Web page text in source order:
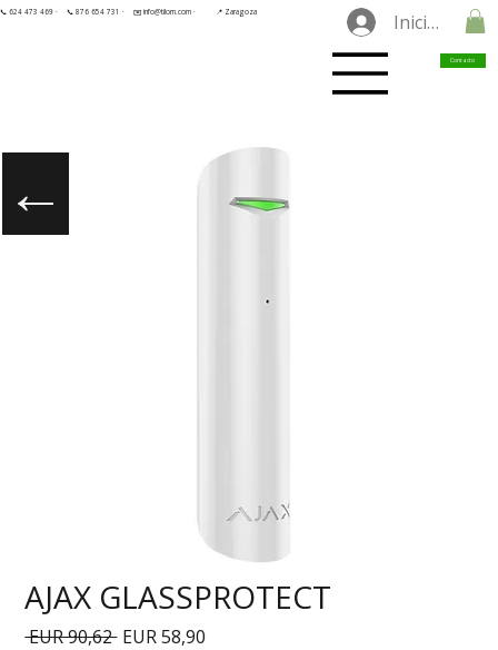
📞 624 473 469 · 📞 876 654 731 · ✉️ info@tilorn.com · 📍 Zaragoza Iniciar
Contacto
AJAX GLASSPROTECT
EUR 90,62 Precio
EUR 58,90
←